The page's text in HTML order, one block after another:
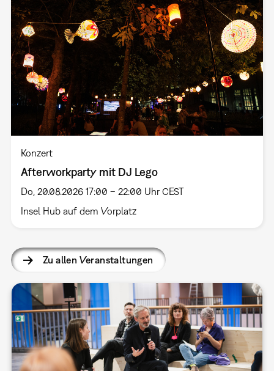
Konzert
Afterworkparty mit DJ Lego
Do, 20.08.2026 17:00 – 22:00 Uhr CEST
Insel Hub auf dem Vorplatz
Zu allen Veranstaltungen